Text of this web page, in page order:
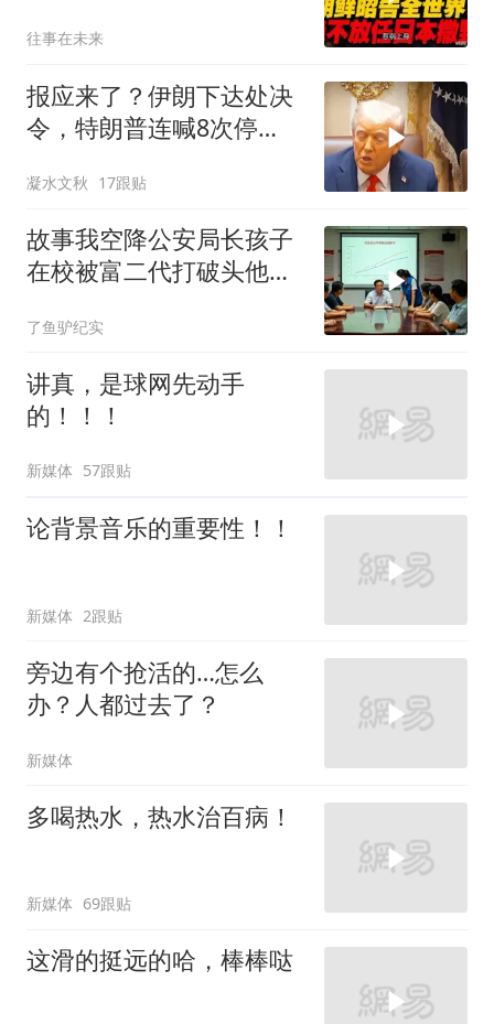
往事在未来
报应来了？伊朗下达处决
令，特朗普连喊8次停
凝水文秋 17跟贴
故事我空降公安局长孩子
在校被富二代打破头他爹
了鱼驴纪实
讲真，是球网先动手
的！！！
新媒体 57跟贴
论背景音乐的重要性！！
新媒体 2跟贴
旁边有个抢活的…怎么
办？人都过去了？
新媒体
多喝热水，热水治百病！
新媒体 69跟贴
这滑的挺远的哈，棒棒哒